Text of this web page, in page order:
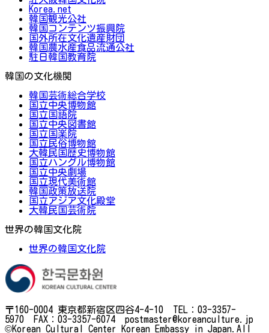
Korea.net
韓国観光公社
韓国コンテンツ振興院
国外所在文化遺産財団
韓国農水産食品流通公社
駐日韓国教育院
韓国の文化機関
韓国芸術総合学校
国立中央博物館
国立国語院
国立中央図書館
国立国楽院
国立民俗博物館
大韓民国歴史博物館
国立ハングル博物館
国立中央劇場
国立現代美術館
韓国政策放送院
国立アジア文化殿堂
大韓民国芸術院
世界の韓国文化院
世界の韓国文化院
〒160-0004 東京都新宿区四谷4-4-10 TEL：03-3357-
5970 FAX：03-3357-6074 postmaster@koreanculture.jp
©Korean Cultural Center Korean Embassy in Japan.All